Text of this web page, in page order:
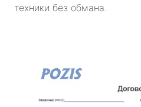
техники без обмана.